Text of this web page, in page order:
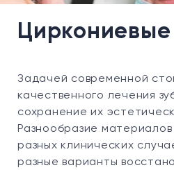
Задачей современной
качественного лечения
сохранение их
Разнообразие материалов
разных клинических
разные варианты